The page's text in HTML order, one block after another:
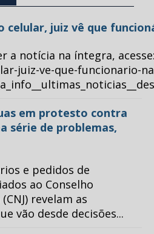
celular, juiz vê que
a notícia na íntegra,
juiz-ve-que-funcionario-
em protesto contra
série de problemas,
e pedidos de
ao Conselho
revelam as
vão desde decisões...